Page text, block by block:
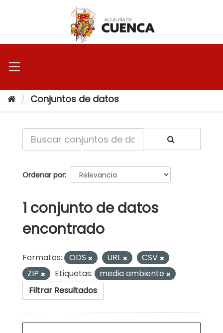
Conjuntos de datos
Ordenar por
1 conjunto de datos
encontrado
Formatos: ODS URL
CSV
ZIP
Etiquetas:
media ambiente
Filtrar Resultados